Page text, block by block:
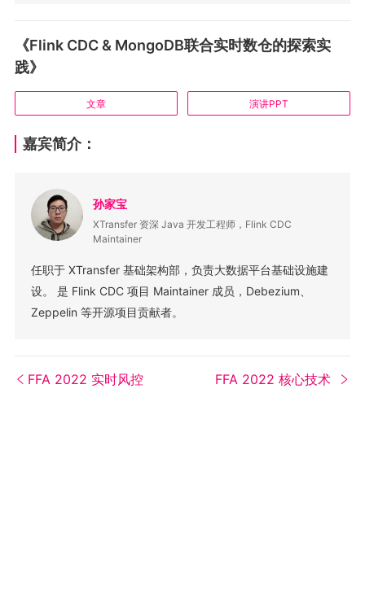
《Flink CDC & MongoDB联合实时数仓的探索实
践》
文章 演讲PPT
嘉宾简介：
孙家宝
XTransfer 资深 Java 开发工程师，Flink CDC
Maintainer
任职于 XTransfer 基础架构部，负责大数据平台基础设施建
设。 是 Flink CDC 项目 Maintainer 成员，Debezium、
Zeppelin 等开源项目贡献者。
FFA 2022 实时风控 FFA 2022 核心技术